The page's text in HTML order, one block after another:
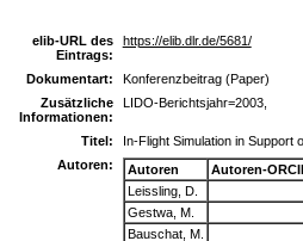
elib-URL des
Eintrags:
https://elib.dlr.de/5681/
Dokumentart:
Konferenzbeitrag (Paper)
Zusätzliche
Informationen:
LIDO-Berichtsjahr=2003,
Titel:
In-Flight Simulation in Support
Autoren:
Autoren
Autoren-
Leissling, D.
Gestwa, M.
Bauschat, M.